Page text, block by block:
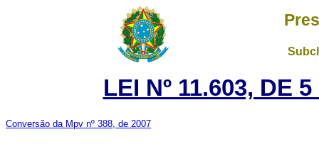
LEI Nº 11.603, DE
Conversão da Mpv nº 388, de 2007